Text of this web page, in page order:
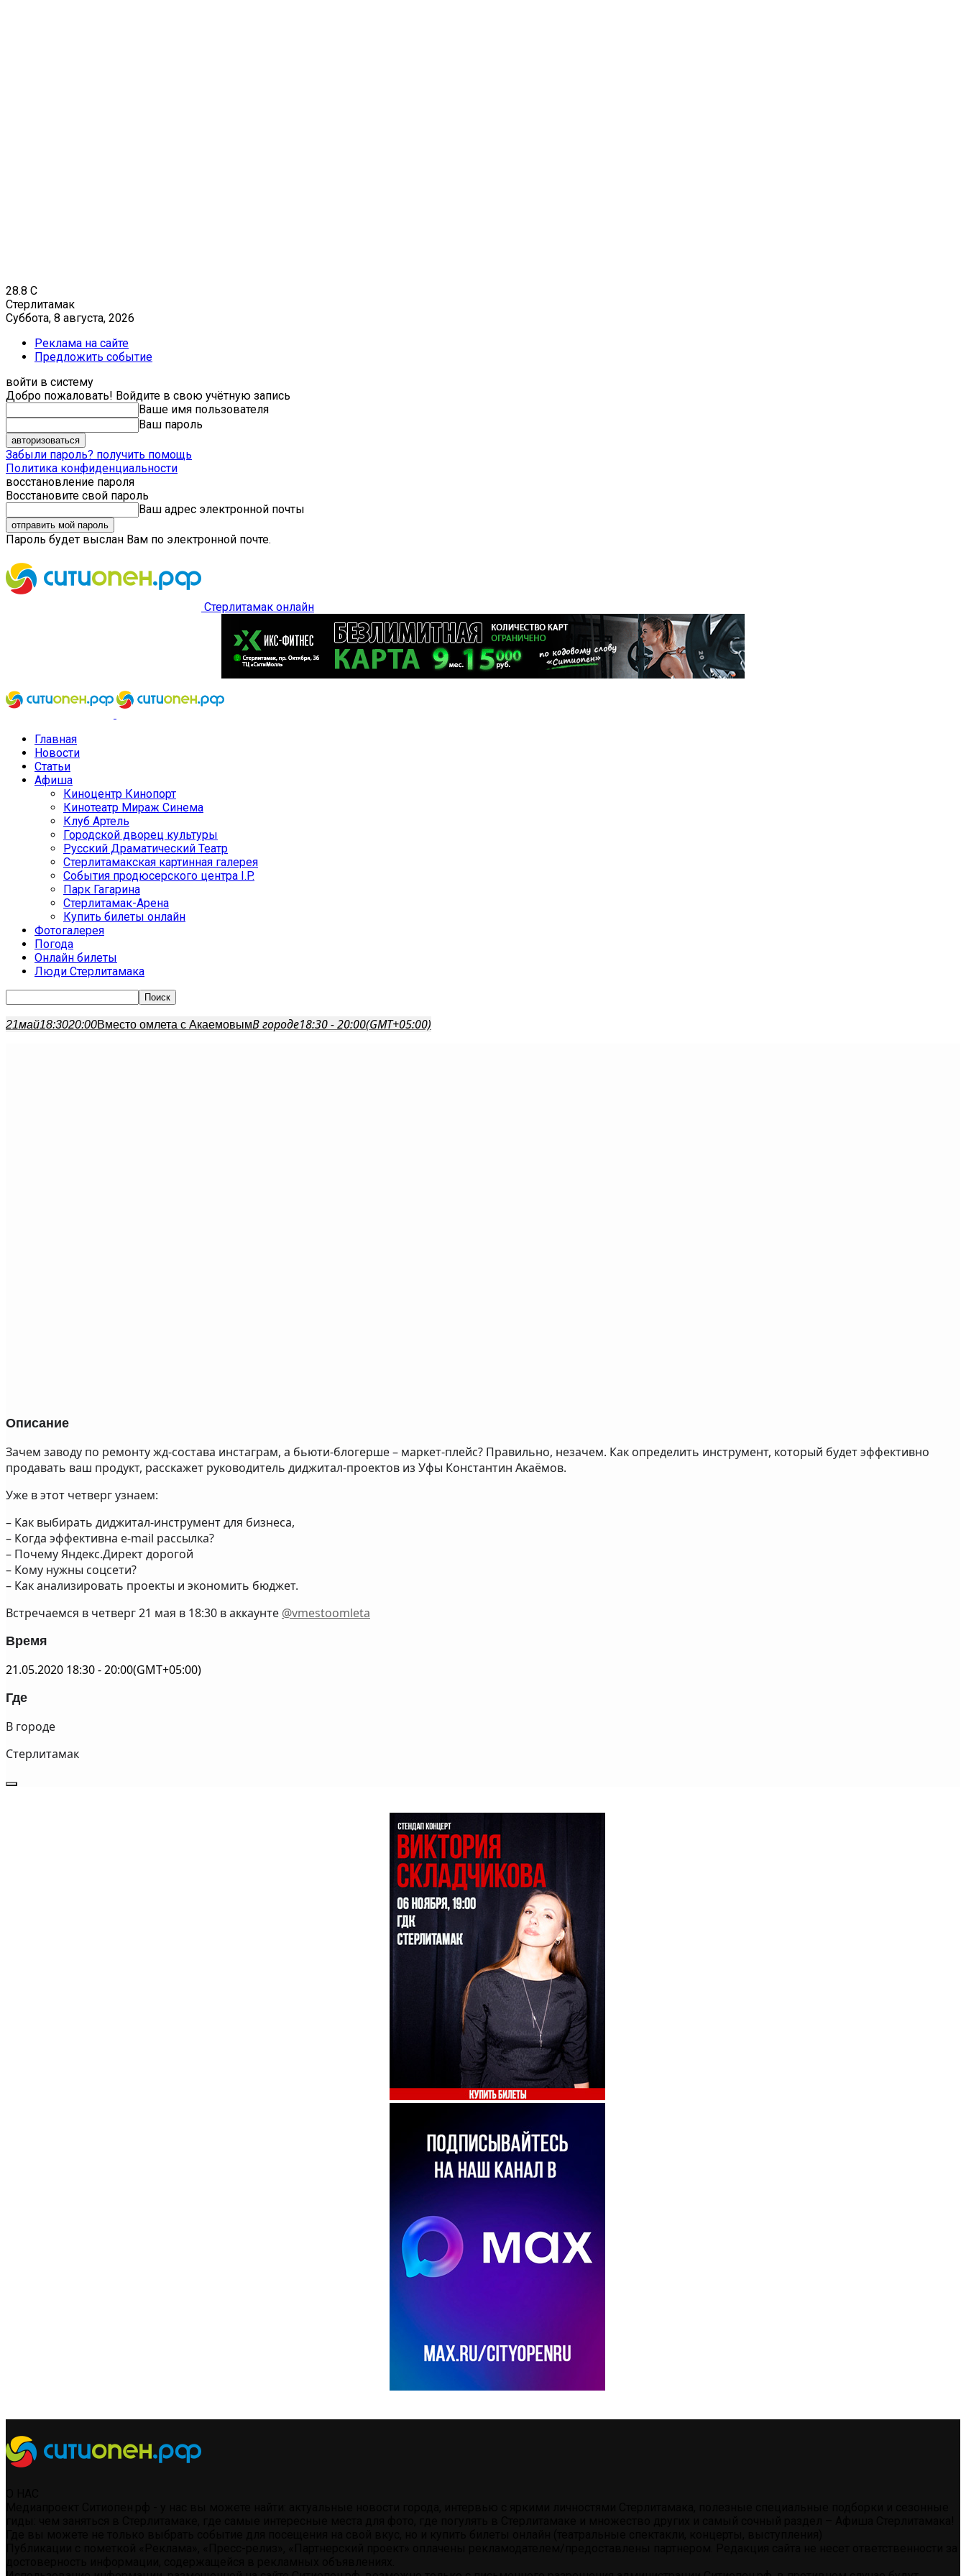
28.8 C
Стерлитамак
Суббота, 8 августа, 2026
Реклама на сайте
Предложить событие
войти в систему
Добро пожаловать! Войдите в свою учётную запись
Ваше имя пользователя
Ваш пароль
Забыли пароль? получить помощь
Политика конфиденциальности
восстановление пароля
Восстановите свой пароль
Ваш адрес электронной почты
Пароль будет выслан Вам по электронной почте.
Стерлитамак онлайн
Главная
Новости
Статьи
Афиша
Киноцентр Кинопорт
Кинотеатр Мираж Синема
Клуб Артель
Городской дворец культуры
Русский Драматический Театр
Стерлитамакская картинная галерея
События продюсерского центра I.P.
Парк Гагарина
Стерлитамак-Арена
Купить билеты онлайн
Фотогалерея
Погода
Онлайн билеты
Люди Стерлитамака
21май18:3020:00Вместо омлета с АкаемовымВ городе18:30 - 20:00(GMT+05:00)
Описание
Зачем заводу по ремонту жд-состава инстаграм, а бьюти-блогерше – маркет-плейс? Правильно, незачем. Как определить инструмент, который будет эффективно
продавать ваш продукт, расскажет руководитель диджитал-проектов из Уфы Константин Акаёмов.
Уже в этот четверг узнаем:
– Как выбирать диджитал-инструмент для бизнеса,
– Когда эффективна e-mail рассылка?
– Почему Яндекс.Директ дорогой
– Кому нужны соцсети?
– Как анализировать проекты и экономить бюджет.
Встречаемся в четверг 21 мая в 18:30 в аккаунте @vmestoomleta
Время
21.05.2020 18:30-20:00(GMT+05:00)
Где
В городе
Стерлитамак